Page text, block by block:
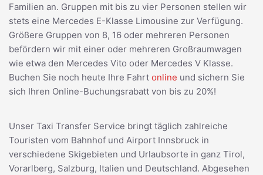
Familien an. Gruppen mit bis zu vier Personen stellen wir
stets eine Mercedes E-Klasse Limousine zur Verfügung.
Größere Gruppen von 8, 16 oder mehreren Personen
befördern wir mit einer oder mehreren Großraumwagen
wie etwa den Mercedes Vito oder Mercedes V Klasse.
Buchen Sie noch heute Ihre Fahrt online und sichern Sie
sich Ihren Online-Buchungsrabatt von bis zu 20%!
Unser Taxi Transfer Service bringt täglich zahlreiche
Touristen vom Bahnhof und Airport Innsbruck in
verschiedene Skigebieten und Urlaubsorte in ganz Tirol,
Vorarlberg, Salzburg, Italien und Deutschland. Abgesehen